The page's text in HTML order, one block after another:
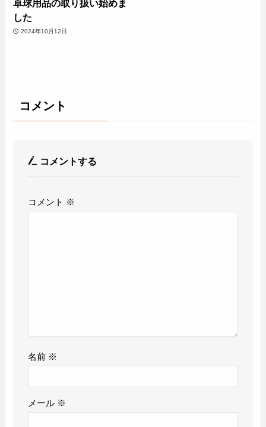
卓球用品の取り扱い始めま
した
2024年10月12日
コメント
コメントする
コメント ※
名前 ※
メール ※